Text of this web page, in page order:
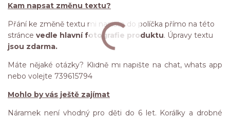
Kam napsat změnu textu?
Přání ke změně textu mi napište do políčka přímo na této
stránce vedle hlavní fotografie produktu. Úpravy textu
jsou zdarma.
Máte nějaké otázky? Klidně mi napište na chat, whats app
nebo volejte 739615794
Mohlo by vás ještě zajímat
Náramek není vhodný pro děti do 6 let. Korálky a drobné